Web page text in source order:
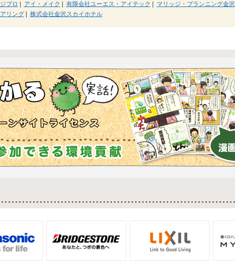
プロ アイ・メイク 有限会社ユーエス・アイテック マリッジ・プランニング金沢
リング| 株式会社金沢スカイホテル